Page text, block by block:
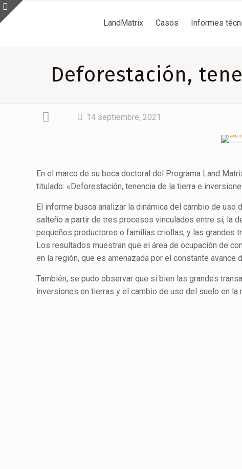
LandMatrix Casos Informes
Deforestación,
14 septiembre, 2021
En el marco de su beca doctoral del Programa Land
titulado: «Deforestación, tenencia de la tierra e
El informe busca analizar la dinámica del cambio de uso
salteño a partir de tres procesos vinculados entre sí, la
pequeños productores o familias criollas, y las grandes
Los resultados muestran que el área de ocupación de
en la región, que es amenazada por el constante avance
También, se pudo observar que si bien las grandes
inversiones en tierras y el cambio de uso del suelo en